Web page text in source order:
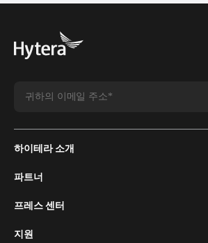
하이테라 소개
파트너
프레스 센터
지원